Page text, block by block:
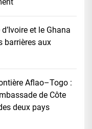
et le Ghana
barrières aux
Aflao–Togo :
de Côte
deux pays